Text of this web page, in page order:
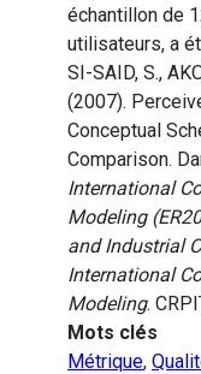
échantillon de
utilisateurs, a
SI-SAID, S.,
(2007).
Conceptual
Comparison.
International
Modeling
and Industrial
International
Modeling.
Mots clés
Métrique,